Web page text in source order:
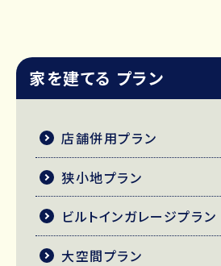
家を建てる プラン
店舗併用プラン
狭小地プラン
ビルトインガレージプラン
大空間プラン